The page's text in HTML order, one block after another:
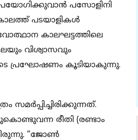
പസോളിനി
പടയാളികള്‍
കാലഘട്ടത്തിലെ
വിശ്വാസവും
പ്രഘോഷണം കൂടിയാകുന്നു.
രീതി (രണ്ടാം
”ജോണ്‍